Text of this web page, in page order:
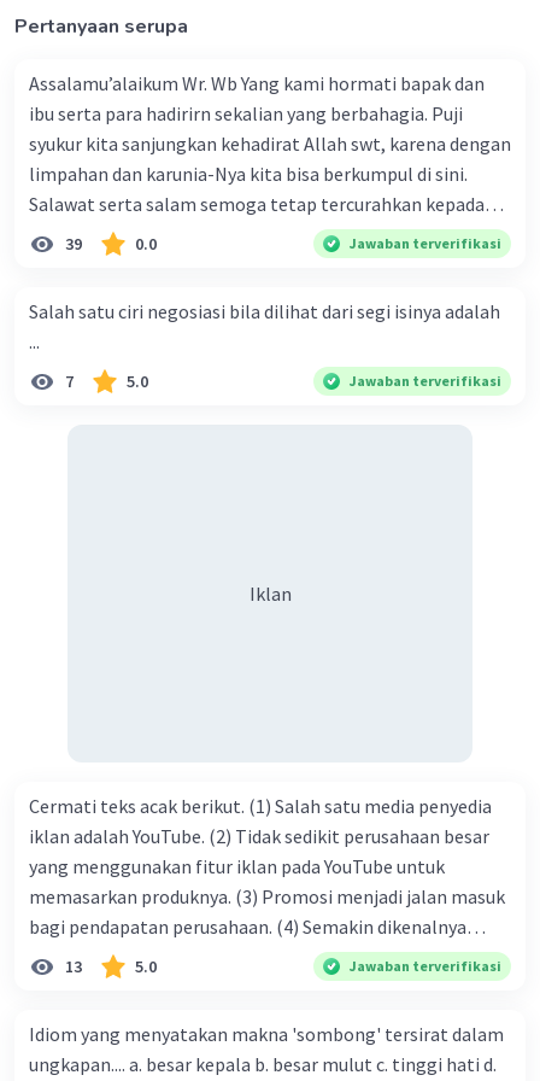
Iklan
Pertanyaan serupa
Assalamu’alaikum Wr. Wb Yang kami hormati bapak dan
ibu serta para hadirirn sekalian yang berbahagia. Puji
syukur kita sanjungkan kehadirat Allah swt, karena dengan
limpahan dan karunia-Nya kita bisa berkumpul di sini.
Salawat serta salam semoga tetap tercurahkan kepada
junjungan Nabi besar Muhammad saw, karena beliau
menyiarkan agama yang haq, yakni agama islam, agama
ke dalam umat-Nya yang diberkahi. Amin ya rabbal alamin.
Hadirin sekalian yang berbahagia! Dirasa amat penting
sekali jiwa sosial untuk diterapkan di lingkungan keluarga,
limpahan karuniaNya kita bisa berkumpul di sini. Kalimat
39 0.0 Jawaban terverifikasi
Salah satu ciri negosiasi bila dilihat dari segi isinya adalah
...
7 5.0 Jawaban terverifikasi
Iklan
Cermati teks acak berikut. (1) Salah satu media penyedia
iklan adalah YouTube. (2) Tidak sedikit perusahaan besar
yang menggunakan fitur iklan pada YouTube untuk
memasarkan produknya. (3) Promosi menjadi jalan masuk
bagi pendapatan perusahaan. (4) Semakin dikenalnya
suatu produk oleh konsumen, semakin besar pula peluang
perusahaan kepada konsumen. Urutan yang tepat agar
13 5.0 Jawaban terverifikasi
Idiom yang menyatakan makna 'sombong' tersirat dalam
ungkapan.... a. besar kepala b. besar mulut c. tinggi hati d.